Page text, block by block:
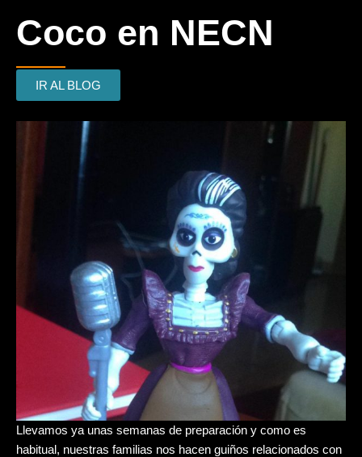
Coco en NECN
IR AL BLOG
Llevamos ya unas semanas de preparación y como es
habitual, nuestras familias nos hacen guiños relacionados con